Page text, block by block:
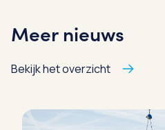
Meer nieuws
Bekijk het overzicht